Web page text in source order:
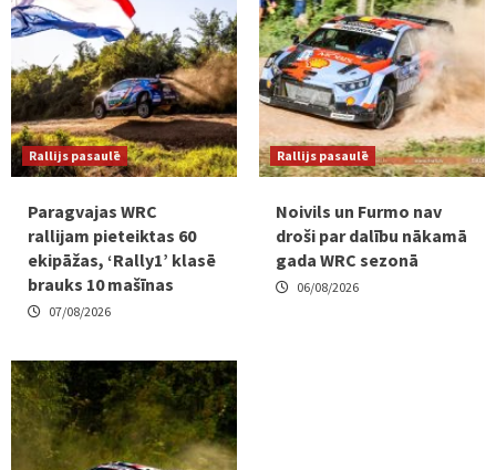
Rallijs pasaulē
Paragvajas WRC
rallijam pieteiktas 60
ekipāžas, ‘Rally1’ klasē
brauks 10 mašīnas
07/08/2026
Rallijs pasaulē
Noivils un Furmo nav
droši par dalību nākamā
gada WRC sezonā
06/08/2026